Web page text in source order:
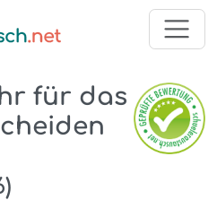
für das
)